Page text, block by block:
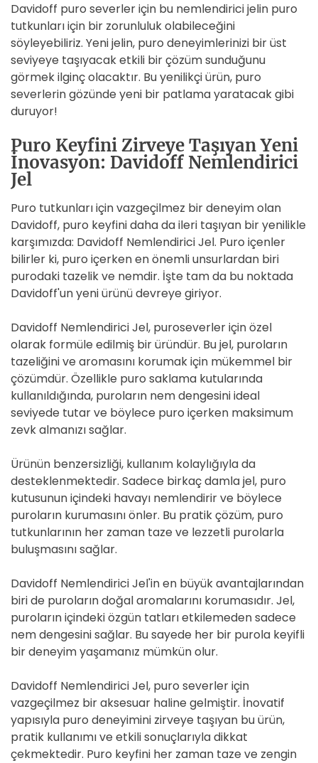
Davidoff puro severler için bu nemlendirici jelin puro
tutkunları için bir zorunluluk olabileceğini
söyleyebiliriz. Yeni jelin, puro deneyimlerinizi bir üst
seviyeye taşıyacak etkili bir çözüm sunduğunu
görmek ilginç olacaktır. Bu yenilikçi ürün, puro
severlerin gözünde yeni bir patlama yaratacak gibi
duruyor!
Puro Keyfini Zirveye Taşıyan Yeni
İnovasyon: Davidoff Nemlendirici
Jel
Puro tutkunları için vazgeçilmez bir deneyim olan
Davidoff, puro keyfini daha da ileri taşıyan bir yenilikle
karşımızda: Davidoff Nemlendirici Jel. Puro içenler
bilirler ki, puro içerken en önemli unsurlardan biri
purodaki tazelik ve nemdir. İşte tam da bu noktada
Davidoff'un yeni ürünü devreye giriyor.
Davidoff Nemlendirici Jel, puroseverler için özel
olarak formüle edilmiş bir üründür. Bu jel, puroların
tazeliğini ve aromasını korumak için mükemmel bir
çözümdür. Özellikle puro saklama kutularında
kullanıldığında, puroların nem dengesini ideal
seviyede tutar ve böylece puro içerken maksimum
zevk almanızı sağlar.
Ürünün benzersizliği, kullanım kolaylığıyla da
desteklenmektedir. Sadece birkaç damla jel, puro
kutusunun içindeki havayı nemlendirir ve böylece
puroların kurumasını önler. Bu pratik çözüm, puro
tutkunlarının her zaman taze ve lezzetli purolarla
buluşmasını sağlar.
Davidoff Nemlendirici Jel'in en büyük avantajlarından
biri de puroların doğal aromalarını korumasıdır. Jel,
puroların içindeki özgün tatları etkilemeden sadece
nem dengesini sağlar. Bu sayede her bir purola keyifli
bir deneyim yaşamanız mümkün olur.
Davidoff Nemlendirici Jel, puro severler için
vazgeçilmez bir aksesuar haline gelmiştir. İnovatif
yapısıyla puro deneyimini zirveye taşıyan bu ürün,
pratik kullanımı ve etkili sonuçlarıyla dikkat
çekmektedir. Puro keyfini her zaman taze ve zengin